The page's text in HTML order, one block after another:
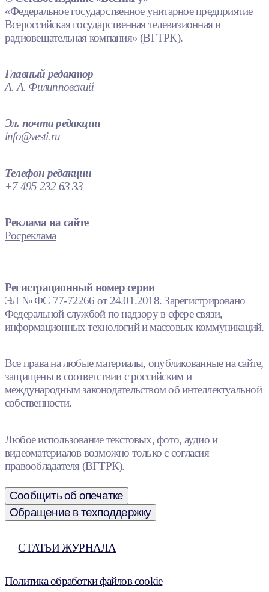
«Федеральное государственное унитарное предприятие
Всероссийская государственная телевизионная и
радиовещательная компания» (ВГТРК).
Главный редактор
А. А. Филипповский
Эл. почта редакции
info@vesti.ru
Телефон редакции
+7 495 232 63 33
Реклама на сайте
Росреклама
Регистрационный номер серии
ЭЛ № ФС 77-72266 от 24.01.2018. Зарегистрировано
Федеральной службой по надзору в сфере связи,
информационных технологий и массовых коммуникаций.
Все права на любые материалы, опубликованные на сайте,
защищены в соответствии с российским и
международным законодательством об интеллектуальной
собственности.
Любое использование текстовых, фото, аудио и
видеоматериалов возможно только с согласия
правообладателя (ВГТРК).
Сообщить об опечатке
Обращение в техподдержку
СТАТЬИ ЖУРНАЛА
Политика обработки файлов cookie